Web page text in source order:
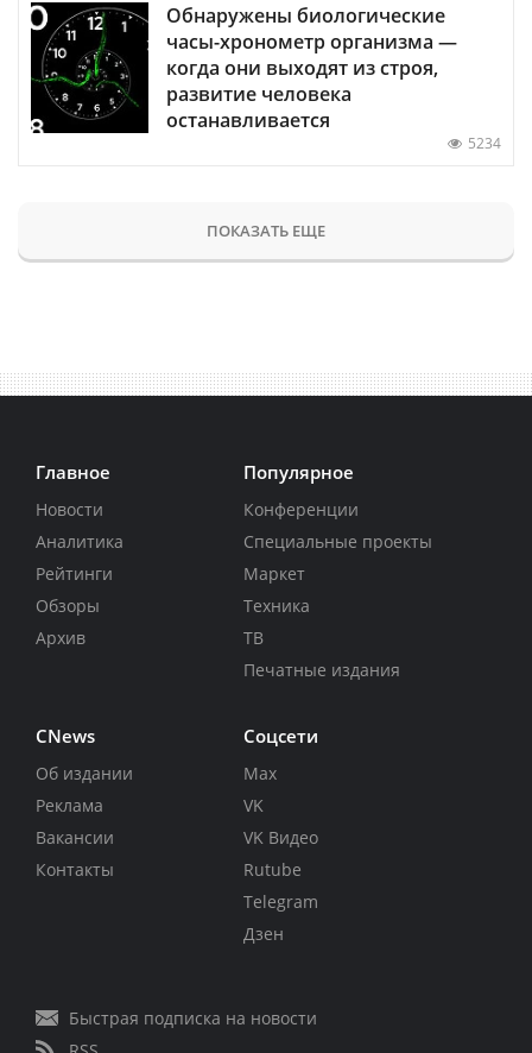
Обнаружены биологические
часы-хронометр организма —
когда они выходят из строя,
развитие человека
останавливается
5234
ПОКАЗАТЬ ЕЩЕ
Главное
Новости
Аналитика
Рейтинги
Обзоры
Архив
Популярное
Конференции
Специальные проекты
Маркет
Техника
ТВ
Печатные издания
CNews
Об издании
Реклама
Вакансии
Контакты
Соцсети
Max
VK
VK Видео
Rutube
Telegram
Дзен
Быстрая подписка на новости